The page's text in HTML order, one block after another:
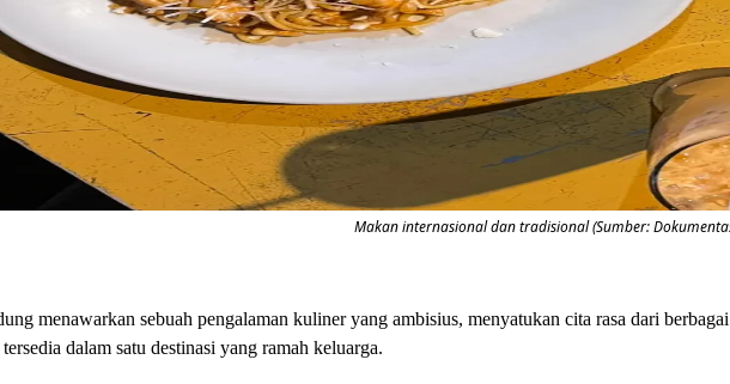
Makan internasional dan tradisional (Sumber:
menawarkan sebuah pengalaman kuliner yang ambisius, menyatukan cita rasa dari
dalam satu destinasi yang ramah keluarga.